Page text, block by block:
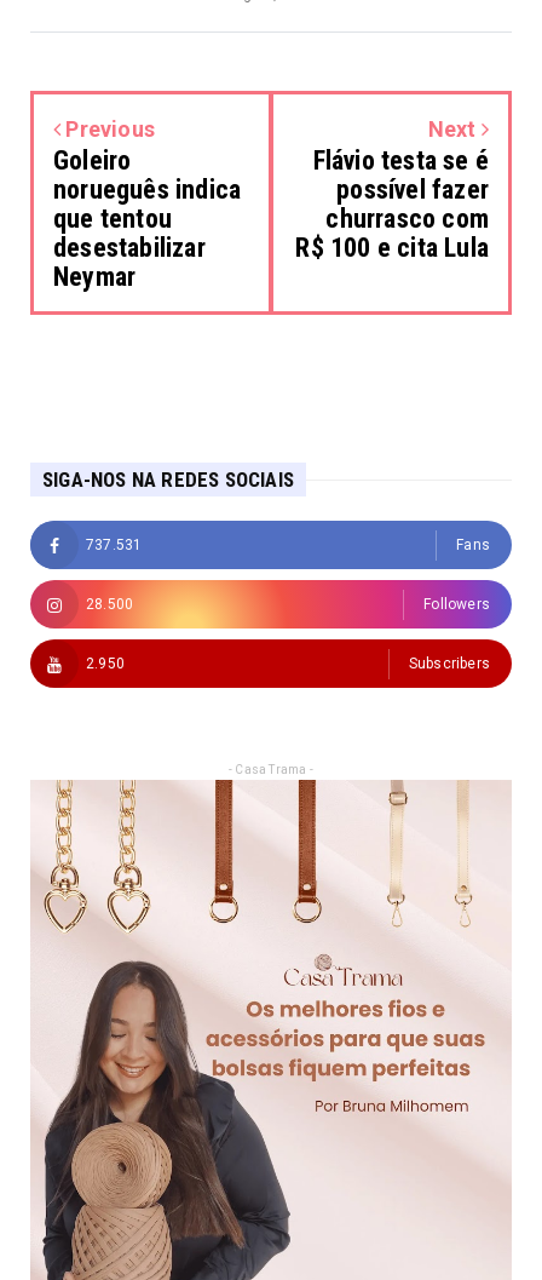
Previous
Goleiro
norueguês indica
que tentou
desestabilizar
Neymar
Next
Flávio testa se é
possível fazer
churrasco com
R$ 100 e cita Lula
SIGA-NOS NA REDES SOCIAIS
737.531 Fans
28.500 Followers
2.950 Subscribers
- Casa Trama -